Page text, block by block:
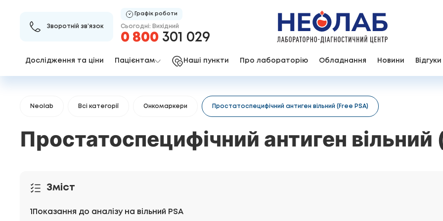
Зворотній зв’язок
Графік роботи
Сьогодні: Вихідний
0 800 301 029
Дослідження та ціни Пацієнтам Наші пункти Про лабораторію Обладнання Новини Відгуки
Neolab Всі категорії Онкомаркери Простатоспецифічний антиген вільний (Free PSA)
Простатоспецифічний антиген вільний
Зміст
Показання до аналізу на вільний PSA